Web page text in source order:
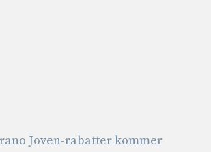
Joven-rabatter kommer